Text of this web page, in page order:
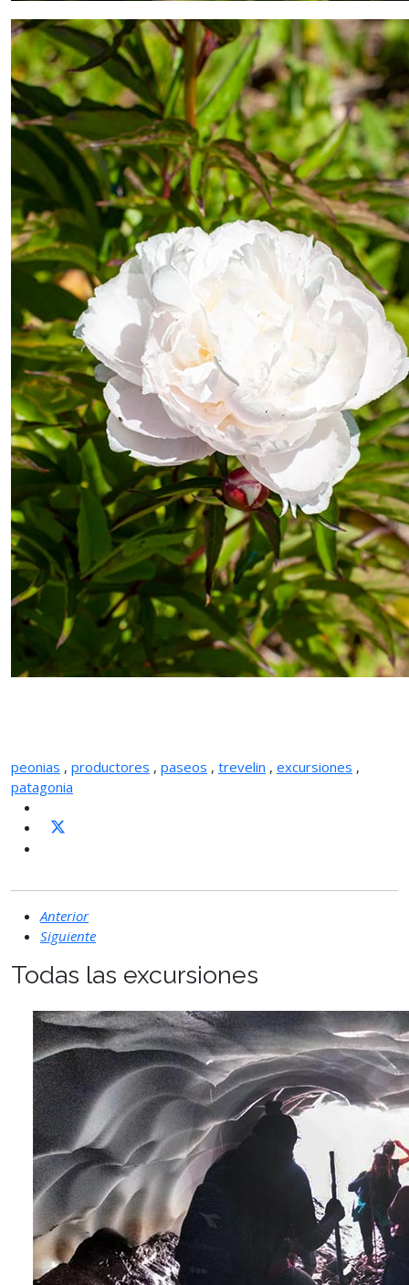
peonias , productores , paseos , trevelin , excursiones ,
patagonia
Anterior
Siguiente
Todas las excursiones